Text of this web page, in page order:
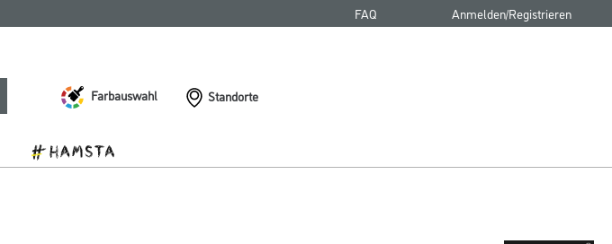
FAQ Anmelden/Registrieren
Farbauswahl Standorte